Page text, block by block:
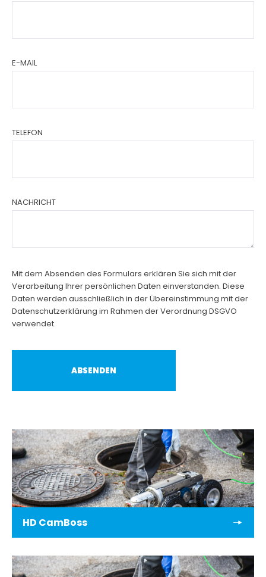
HD CamBoss
E-MAIL
TELEFON
NACHRICHT
Mit dem Absenden des Formulars erklären Sie sich mit der
Verarbeitung Ihrer persönlichen Daten einverstanden. Diese
Daten werden ausschließlich in der Übereinstimmung mit der
Datenschutzerklärung im Rahmen der Verordnung DSGVO
verwendet.